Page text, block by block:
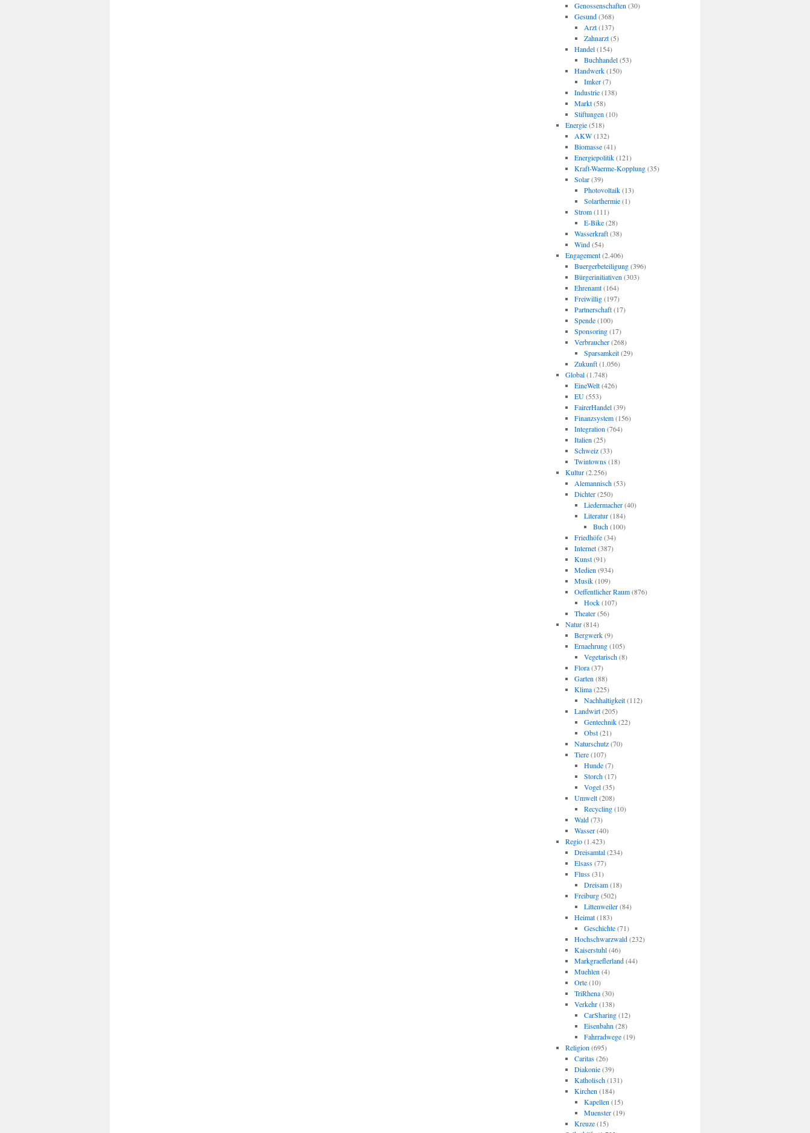
Genossenschaften (30)
Gesund(368)
Arzt(137)
Zahnarzt(5)
Handel(154)
Buchhandel(53)
Handwerk(150)
Imker(7)
Industrie(138)
Markt(58)
Stiftungen (10)
Energie(518)
AKW(132)
Biomasse(41)
Energiepolitik(121)
Kraft-Waerme-Kopplung(35)
Solar(39)
Photovoltaik(13)
Solarthermie(1)
Strom(111)
E-Bike(28)
Wasserkraft(38)
Wind(54)
Engagement(2.406)
Buergerbeteiligung(396)
Bürgerinitiativen (303)
Ehrenamt(164)
Freiwillig(197)
Partnerschaft(17)
Spende(100)
Sponsoring(17)
Verbraucher(268)
Sparsamkeit(29)
Zukunft(1.056)
Global(1.748)
EineWelt(426)
EU(553)
FairerHandel(39)
Finanzsystem(156)
Integration (764)
Italien (25)
Schweiz(33)
Twintowns(18)
Kultur(2.256)
Alemannisch(53)
Dichter(250)
Liedermacher(40)
Literatur(184)
Buch(100)
Friedhöfe(34)
Internet(387)
Kunst(91)
Medien (934)
Musik(109)
Oeffentlicher Raum(876)
Hock(107)
Theater(56)
Natur(814)
Bergwerk(9)
Ernaehrung(105)
Vegetarisch(8)
Flora(37)
Garten (88)
Klima(225)
Nachhaltigkeit(112)
Landwirt(205)
Gentechnik(22)
Obst(21)
Naturschutz(70)
Tiere(107)
Hunde(7)
Storch(17)
Vogel(35)
Umwelt(208)
Recycling(10)
Wald(73)
Wasser(40)
Regio(1.423)
Dreisamtal(234)
Elsass(77)
Fluss(31)
Dreisam(18)
Freiburg(502)
Littenweiler(84)
Heimat(183)
Geschichte(71)
Hochschwarzwald(232)
Kaiserstuhl(46)
Markgraeflerland(44)
Muehlen (4)
Orte(10)
TriRhena(30)
Verkehr(138)
CarSharing(12)
Eisenbahn (28)
Fahrradwege(19)
Religion (695)
Caritas(26)
Diakonie(39)
Katholisch(131)
Kirchen (184)
Kapellen (15)
Muenster(19)
Kreuze(15)